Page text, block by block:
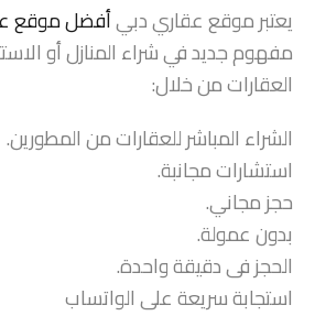
يعتبر موقع عقاري دبيأفضل موقع
مفهوم جديد في شراء المنازل أو
العقارات من خلال:
الشراء المباشر للعقارات من المطورين.
استشارات مجانبة.
حجز مجاني.
بدون عمولة.
الحجز فى دقيقة واحدة.
استجابة سريعة على الواتساب